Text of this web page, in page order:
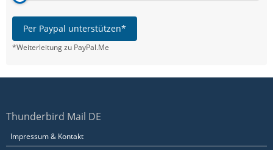
Per Paypal unterstützen*
*Weiterleitung zu PayPal.Me
Thunderbird Mail DE
Impressum & Kontakt